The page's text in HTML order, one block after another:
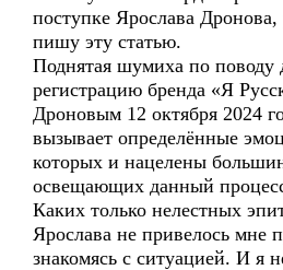
поступке Ярослава Дронова,
пишу эту статью.
Поднятая шумиха по поводу
регистрацию бренда «Я
Дроновым 12 октября 2024
вызывает определённые
которых и нацелены
освещающих данный
Каких только нелестных
Ярослава не привелось мне
знакомясь с ситуацией. И я